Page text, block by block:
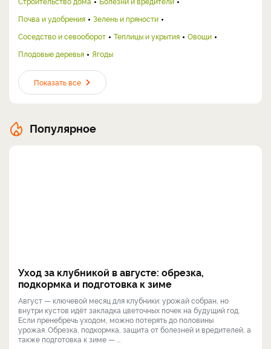
Почва и удобрения
Зелень и пряности
Соседство и севооборот
Теплицы и укрытия
Овощи
Плодовые деревья
Ягоды
Показать все
Популярное
Уход за клубникой в августе: обрезка,
подкормка и подготовка к зиме
Август — ключевой месяц для клубники: урожай собран, но
внутри кустов идёт закладка цветочных почек на будущий год.
Если пренебречь уходом, можно потерять до половины
урожая. Обрезка, подкормка, защита от болезней и вредителей, а
также подготовка к зиме — ...